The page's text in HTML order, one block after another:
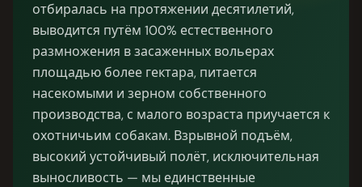
отбиралась на протяжении десятилетий,
выводится путём 100% естественного
размножения в засаженных вольерах
площадью более гектара, питается
насекомыми и зерном собственного
производства, с малого возраста приучается к
охотничьим собакам. Взрывной подъём,
высокий устойчивый полёт, исключительная
выносливость — мы единственные